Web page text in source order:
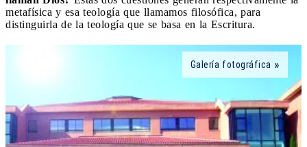
metafísica y esa teología que llamamos filosófica, para
distinguirla de la teología que se basa en la Escritura.
Galería fotográfica